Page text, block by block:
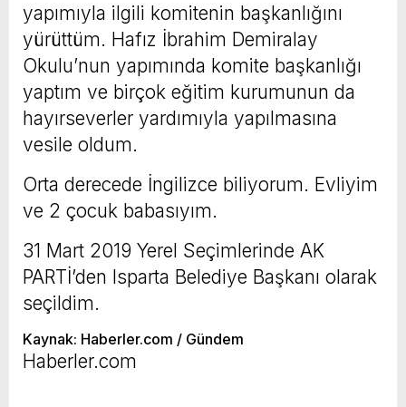
yapımıyla ilgili komitenin başkanlığını
yürüttüm. Hafız İbrahim Demiralay
Okulu’nun yapımında komite başkanlığı
yaptım ve birçok eğitim kurumunun da
hayırseverler yardımıyla yapılmasına
vesile oldum.
Orta derecede İngilizce biliyorum. Evliyim
ve 2 çocuk babasıyım.
31 Mart 2019 Yerel Seçimlerinde AK
PARTİ’den Isparta Belediye Başkanı olarak
seçildim.
Kaynak: Haberler.com / Gündem
Haberler.com